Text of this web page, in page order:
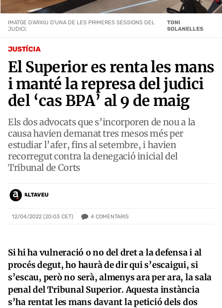
JUSTÍCIA
El Superior es renta les mans
i manté la represa del judici
del ‘cas BPA’ al 9 de maig
Els dos advocats que s’incorporen de nou a la
causa havien demanat tres mesos més per
estudiar l’afer, fins al setembre, i havien
recorregut contra la denegació inicial del
Tribunal de Corts
ALTAVEU
12/04/2022 (20:03 CET) 4 COMENTARIS
IMATGE D'ARXIU D'UNA DE LES PRIMERES SESSIONS DEL
JUDICI.
TONI
SOLANELLES
Si hi ha vulneració o no del dret a la defensa i al
procés degut, ho haurà de dir qui s’escaigui, si
s’escau, però no serà, almenys ara per ara, la sala
penal del Tribunal Superior. Aquesta instància
s’ha rentat les mans davant la petició dels dos